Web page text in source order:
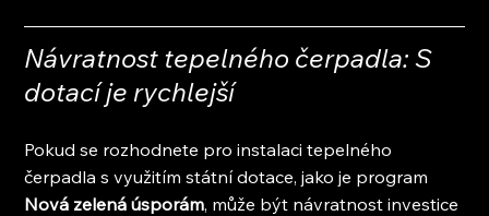
Návratnost tepelného čerpadla: S
dotací je rychlejší
Pokud se rozhodnete pro instalaci tepelného
čerpadla s využitím státní dotace, jako je program
Nová zelená úsporám, může být návratnost investice